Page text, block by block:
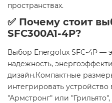
пространствах.
✅ Почему стоит
SFC300A1-4P?
Выбор Energolux SFC-4P —
надежность,
дизайн.Компактные
интегрировать
"Армстронг" или